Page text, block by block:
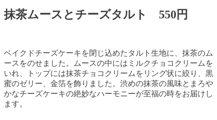
抹茶ムースとチーズタルト 550円
ベイクドチーズケーキを閉じ込めたタルト生地に、抹茶のム
ースをのせました。ムースの中にはミルクチョコクリームを
いれ、トップには抹茶チョコクリームをリング状に絞り、黒
蜜のゼリー、金箔を飾りました。渋めの抹茶の風味とまろや
かなチーズケーキの絶妙なハーモニーが至福の時をお届けし
ます。